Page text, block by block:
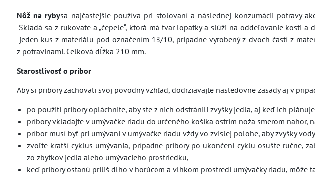
Nôž na rybysa najčastejšie používa pri stolovaní a následnej konzumácii potravy
Skladá sa z rukoväte a „čepele“, ktorá má tvar lopatky a slúži na oddeľovanie kosti a
jeden kus z materiálu pod označením 18/10, prípadne vyrobený z dvoch častí z
z potravinami. Celková dĺžka 210 mm.
Starostlivosť o príbor
Aby si príbory zachovali svoj pôvodný vzhľad, dodržiavajte nasledovné zásady aj v
po použití príbory opláchnite, aby ste z nich odstránili zvyšky jedla, aj keď ich
príbory vkladajte v umývačke riadu do určeného košíka ostrím noža smerom nahor,
príbor musí byť pri umývaní v umývačke riadu vždy vo zvislej polohe, aby zvyšky
zvoľte kratší cyklus umývania, prípadne príbory po ukončení cyklu osušte ručne,
zo zbytkov jedla alebo umývacieho prostriedku,
keď príbory ostanú príliš dlho v horúcom a vlhkom prostredí umývačky riadu, môže